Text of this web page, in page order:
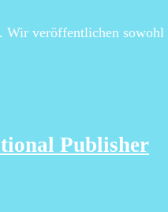
veröffentlichen
Publisher